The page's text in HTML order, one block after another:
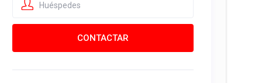
Huéspedes